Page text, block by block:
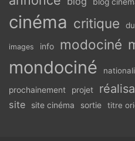
blog
cinéma critique
images info modociné
mondociné
prochainement projet
site site cinéma sortie titre